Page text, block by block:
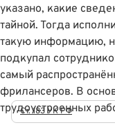
указано, какие
тайной. Тогда
такую информацию,
подкупал
самый
фрилансеров. В
трудоустроенных
Ст. 183 УК РФ